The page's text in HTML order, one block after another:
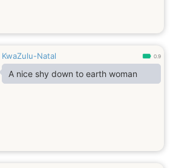
KwaZulu-Natal 0.9
A nice shy down to earth woman